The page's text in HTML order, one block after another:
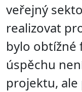
veřejný
realizovat
bylo obtížné
úspěchu
projektu, ale